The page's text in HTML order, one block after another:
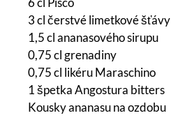
3 cl čerstvé limetkové šťávy
1,5 cl ananasového sirupu
0,75 cl grenadiny
0,75 cl likéru Maraschino
1 špetka Angostura bitters
Kousky ananasu na ozdobu